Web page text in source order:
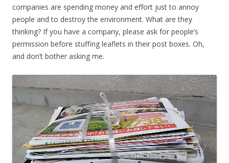
companies are spending money and effort just to annoy
people and to destroy the environment. What are they
thinking? If you have a company, please ask for people’s
permission before stuffing leaflets in their post boxes. Oh,
and don’t bother asking me.